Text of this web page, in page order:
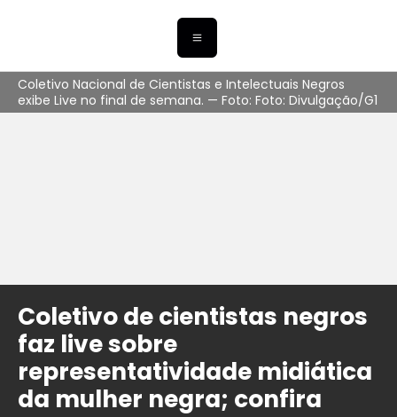
Coletivo Nacional de Cientistas e Intelectuais Negros
exibe Live no final de semana. — Foto: Foto: Divulgação/G1
Coletivo de cientistas negros
faz live sobre
representatividade midiática
da mulher negra; confira